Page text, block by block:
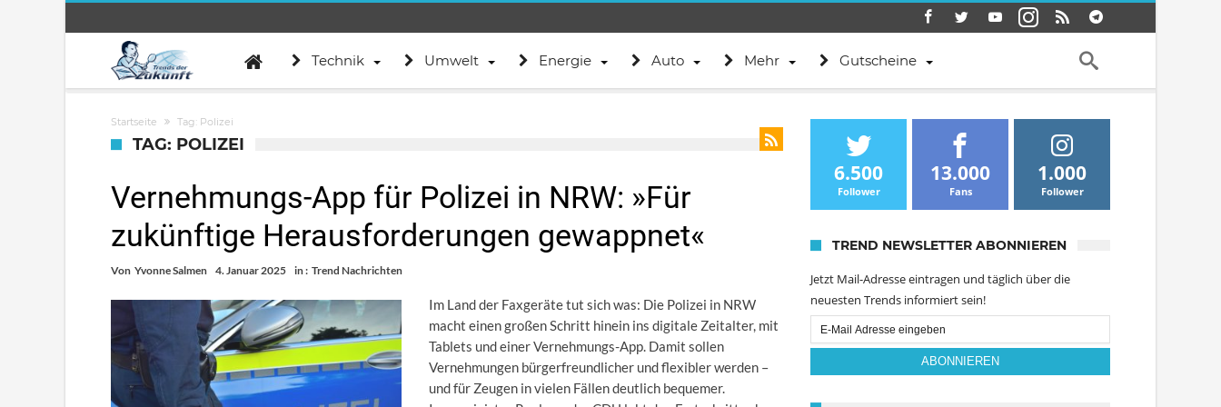
Technik Umwelt Energie Auto Mehr Gutscheine
Startseite Tag: Polizei
TAG: POLIZEI
Vernehmungs-App für Polizei in NRW: »Für
zukünftige Herausforderungen gewappnet«
Von Yvonne Salmen 4. Januar 2025 in : Trend Nachrichten
Im Land der Faxgeräte tut sich was: Die Polizei in NRW
macht einen großen Schritt hinein ins digitale Zeitalter, mit
Tablets und einer Vernehmungs-App. Damit sollen
Vernehmungen bürgerfreundlicher und flexibler werden –
und für Zeugen in vielen Fällen deutlich bequemer.
6.500
Follower
13.000
Fans
1.000
Follower
TREND NEWSLETTER ABONNIEREN
Jetzt Mail-Adresse eintragen und täglich über die
neuesten Trends informiert sein!
Email
Subscription
ABONNIEREN